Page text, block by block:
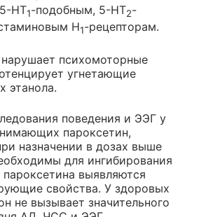
HT1-подобным, 5-НТ2-
Н1-рецепторам.
психомоторные
угнетающие
этанола.
поведения и ЭЭГ у
пароксетин,
назначении в дозах выше
для ингибирования
пароксетина выявляются
свойства. У здоровых
не вызывает значительного